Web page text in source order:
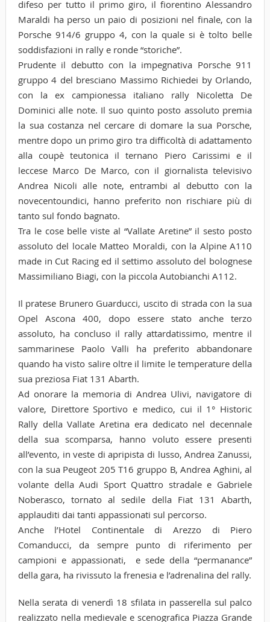
difeso per tutto il primo giro, il fiorentino Alessandro
Maraldi ha perso un paio di posizioni nel finale, con la
Porsche 914/6 gruppo 4, con la quale si è tolto belle
soddisfazioni in rally e ronde “storiche”.
Prudente il debutto con la impegnativa Porsche 911
gruppo 4 del bresciano Massimo Richiedei by Orlando,
con la ex campionessa italiano rally Nicoletta De
Dominici alle note. Il suo quinto posto assoluto premia
la sua costanza nel cercare di domare la sua Porsche,
mentre dopo un primo giro tra difficoltà di adattamento
alla coupè teutonica il ternano Piero Carissimi e il
leccese Marco De Marco, con il giornalista televisivo
Andrea Nicoli alle note, entrambi al debutto con la
novecentoundici, hanno preferito non rischiare più di
tanto sul fondo bagnato.
Tra le cose belle viste al “Vallate Aretine” il sesto posto
assoluto del locale Matteo Moraldi, con la Alpine A110
made in Cut Racing ed il settimo assoluto del bolognese
Massimiliano Biagi, con la piccola Autobianchi A112.
Il pratese Brunero Guarducci, uscito di strada con la sua
Opel Ascona 400, dopo essere stato anche terzo
assoluto, ha concluso il rally attardatissimo, mentre il
sammarinese Paolo Valli ha preferito abbandonare
quando ha visto salire oltre il limite le temperature della
sua preziosa Fiat 131 Abarth.
Ad onorare la memoria di Andrea Ulivi, navigatore di
valore, Direttore Sportivo e medico, cui il 1° Historic
Rally della Vallate Aretina era dedicato nel decennale
della sua scomparsa, hanno voluto essere presenti
all’evento, in veste di apripista di lusso, Andrea Zanussi,
con la sua Peugeot 205 T16 gruppo B, Andrea Aghini, al
volante della Audi Sport Quattro stradale e Gabriele
Noberasco, tornato al sedile della Fiat 131 Abarth,
applauditi dai tanti appassionati sul percorso.
Anche l’Hotel Continentale di Arezzo di Piero
Comanducci, da sempre punto di riferimento per
campioni e appassionati, e sede della “permanance”
della gara, ha rivissuto la frenesia e l’adrenalina del rally.
Nella serata di venerdì 18 sfilata in passerella sul palco
realizzato nella medievale e scenografica Piazza Grande